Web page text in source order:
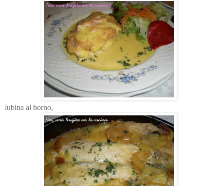
lubina al horno,